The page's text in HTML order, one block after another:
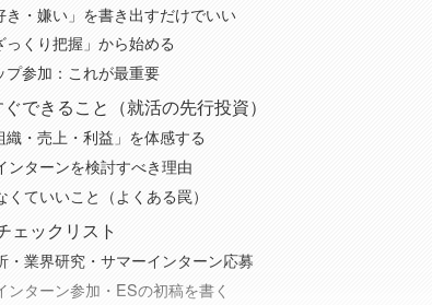
・嫌い」を書き出すだけでいい
くり把握」から始める
参加：これが最重要
できること（就活の先行投資）
織・売上・利益」を体感する
ンターンを検討すべき理由
ていいこと（よくある罠）
ェックリスト
・業界研究・サマーインターン応募
ンターン参加・ESの初稿を書く